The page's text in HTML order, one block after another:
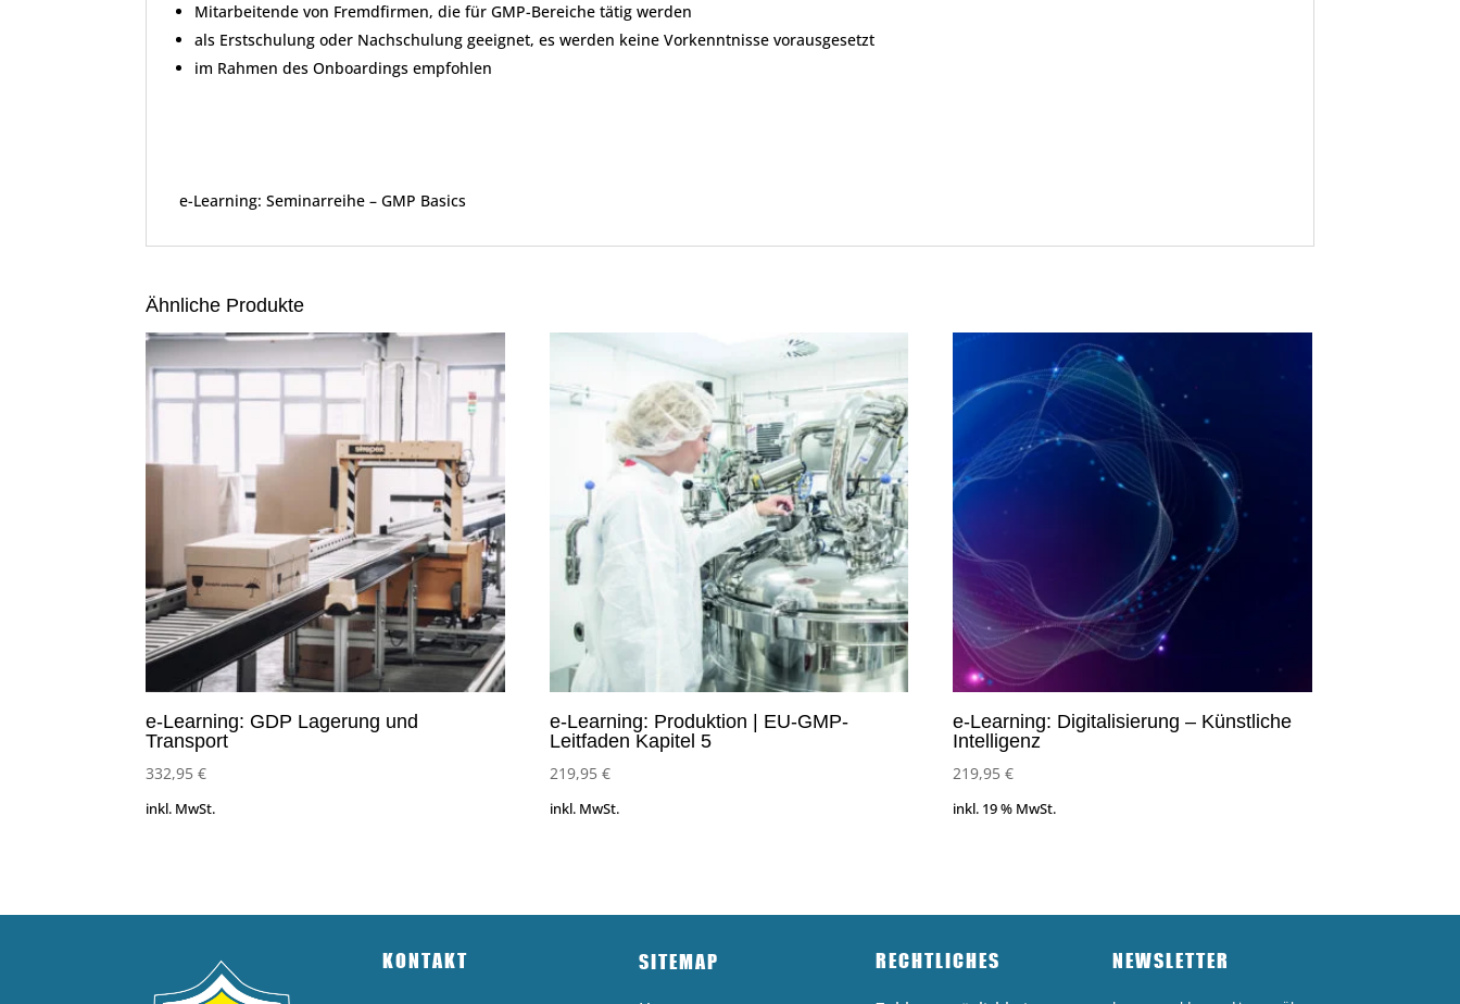
Mitarbeitende von Fremdfirmen, die für GMP-Bereiche tätig werden
als Erstschulung oder Nachschulung geeignet, es werden keine Vorkenntnisse vorausgesetzt
im Rahmen des Onboardings empfohlen
e-Learning: Seminarreihe – GMP Basics
Ähnliche Produkte
e-Learning: GDP Lagerung und
Transport
332,95€
inkl. MwSt.
e-Learning: Produktion | EU-GMP-
Leitfaden Kapitel 5
219,95 €
inkl. MwSt.
e-Learning: Digitalisierung – Künstliche
Intelligenz
219,95€
inkl. 19 % MwSt.
KONTAKT SITEMAP RECHTLICHES NEWSLETTER